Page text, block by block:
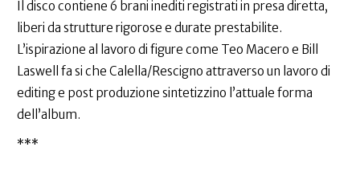
Il disco contiene 6 brani inediti registrati in presa diretta,
liberi da strutture rigorose e durate prestabilite.
L’ispirazione al lavoro di figure come Teo Macero e Bill
Laswell fa si che Calella/Rescigno attraverso un lavoro di
editing e post produzione sintetizzino l’attuale forma
dell’album.
***